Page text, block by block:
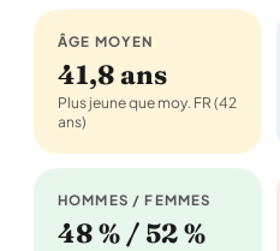
ÂGE MOYEN
41,8 ans
Plus jeune que moy. FR (42
ans)
HOMMES / FEMMES
48 % / 52 %